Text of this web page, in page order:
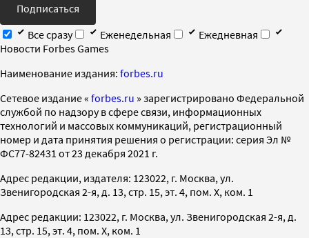
Подписаться
Все сразу
Еженедельная
Ежедневная
Новости Forbes Games
Наименование издания: forbes.ru
Cетевое издание « forbes.ru » зарегистрировано Федеральной
службой по надзору в сфере связи, информационных
технологий и массовых коммуникаций, регистрационный
номер и дата принятия решения о регистрации: серия Эл №
ФС77-82431 от 23 декабря 2021 г.
Адрес редакции, издателя: 123022, г. Москва, ул.
Звенигородская 2-я, д. 13, стр. 15, эт. 4, пом. X, ком. 1
Адрес редакции: 123022, г. Москва, ул. Звенигородская 2-я, д.
13, стр. 15, эт. 4, пом. X, ком. 1